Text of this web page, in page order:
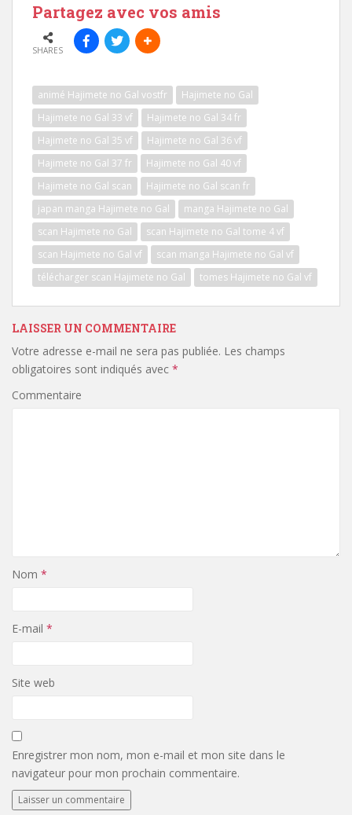
Partagez avec vos amis
SHARES
animé Hajimete no Gal vostfr
Hajimete no Gal
Hajimete no Gal 33 vf
Hajimete no Gal 34 fr
Hajimete no Gal 35 vf
Hajimete no Gal 36 vf
Hajimete no Gal 37 fr
Hajimete no Gal 40 vf
Hajimete no Gal scan
Hajimete no Gal scan fr
japan manga Hajimete no Gal
manga Hajimete no Gal
scan Hajimete no Gal
scan Hajimete no Gal tome 4 vf
scan Hajimete no Gal vf
scan manga Hajimete no Gal vf
télécharger scan Hajimete no Gal
tomes Hajimete no Gal vf
LAISSER UN COMMENTAIRE
Votre adresse e-mail ne sera pas publiée. Les champs
obligatoires sont indiqués avec *
Commentaire
Nom *
E-mail *
Site web
Enregistrer mon nom, mon e-mail et mon site dans le
navigateur pour mon prochain commentaire.